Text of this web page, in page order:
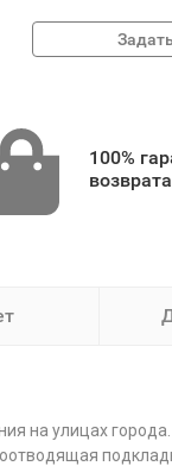
100%
возврата
на улицах